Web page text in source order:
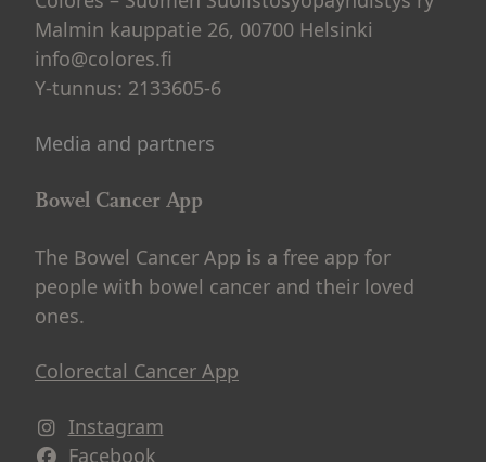
Malmin kauppatie 26, 00700 Helsinki
info@colores.fi
Y-tunnus: 2133605-6
Media and partners
Bowel Cancer App
The Bowel Cancer App is a free app for
people with bowel cancer and their loved
ones.
Colorectal Cancer App
Instagram
Avautuu uuteen ikkunaan
Facebook